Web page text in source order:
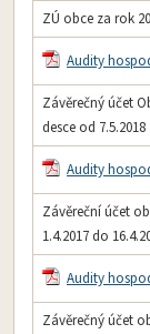
ZÚ obce za rok
Audity
Závěrečný účet
desce od 7.5.2018
Audity
Závěreční účet
1.4.2017 do
Audity
Závěrečný účet